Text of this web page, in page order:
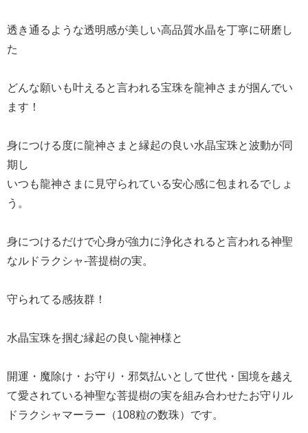
透き通るような透明感が美しい高品質水晶を丁寧に研磨し
た
どんな願いも叶えると言われる宝珠を龍神さまが掴んでい
ます！
身につける度に龍神さまと縁起の良い水晶宝珠と波動が同
期し
いつも龍神さまに見守られている安心感に包まれるでしょ
う。
身につけるだけで心身が強力に浄化されると言われる神聖
なルドラクシャ-菩提樹の実。
守られてる感抜群！
水晶宝珠を掴む縁起の良い龍神様と
開運・魔除け・お守り・邪気払いとして世代・国境を越え
て愛されている神聖な菩提樹の実を組み合わせたお守りル
ドラクシャマーラー（108粒の数珠）です。